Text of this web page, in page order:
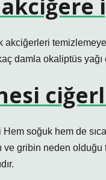
damla okaliptüs
soğuk hem de
ve gribin neden